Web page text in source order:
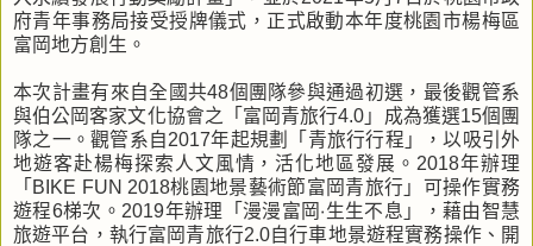
府青年事務局接受授牌儀式，正式啟動本年度桃園市楊梅區
富岡地方創生。
本次計畫有來自全國共48個團隊參與通過初選，最後觀管系
與伯公岡客家文化協會之「富岡青旅行4.0」成為獲選15個團
隊之一。觀管系自2017年起規劃「青旅行行程」，以吸引外
地遊客赴楊梅探索人文風情，活化地區發展。2018年辦理
「BIKE FUN 2018桃園地景藝術節富岡青旅行」可操作實務
遊程6梯次。2019年辦理「漫漫富岡‧生生不息」，藉由智慧
旅遊平台，執行富岡青旅行2.0自行車地景遊程實務操作、開